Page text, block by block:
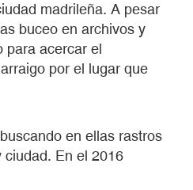
madrileña. A pesar
buceo en archivos y
para acercar el
por el lugar que
en ellas rastros
En el 2016